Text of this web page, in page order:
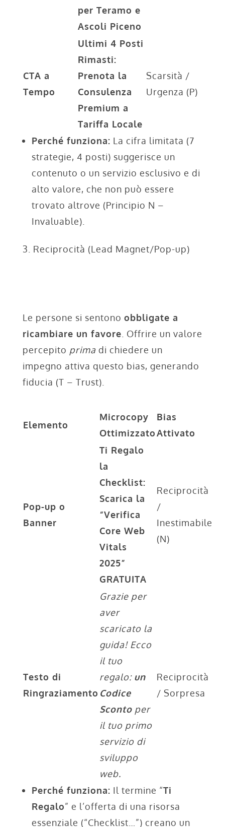
per Teramo e
Ascoli Piceno
CTA a
Tempo
Ultimi 4 Posti
Rimasti:
Prenota la
Consulenza
Premium a
Tariffa Locale
Scarsità /
Urgenza (P)
Perché funziona: La cifra limitata (7
strategie, 4 posti) suggerisce un
contenuto o un servizio esclusivo e di
alto valore, che non può essere
trovato altrove (Principio N –
Invaluable).
3. Reciprocità (Lead Magnet/Pop-up)
Le persone si sentono obbligate a
ricambiare un favore . Offrire un valore
percepito primadi chiedere un
impegno attiva questo bias, generando
fiducia (T – Trust).
Elemento
Microcopy
Ottimizzato
Bias
Attivato
Pop-up o
Banner
Ti Regalo
la
Checklist:
Scarica la
“Verifica
Core Web
Vitals
2025”
GRATUITA
Reciprocità
/
Inestimabile
(N)
Testo di
Ringraziamento
Grazie per
aver
scaricato la
guida! Ecco
il tuo
regalo: un
Codice
Scontoper
il tuo primo
servizio di
sviluppo
web.
Reciprocità
/ Sorpresa
Perché funziona: Il termine “Ti
Regalo” e l’offerta di una risorsa
essenziale (“Checklist…”) creano un